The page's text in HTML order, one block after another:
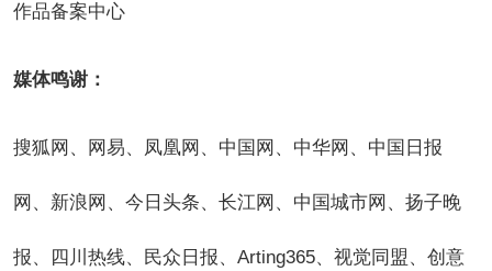
作品备案中心
媒体鸣谢：
搜狐网、网易、凤凰网、中国网、中华网、中国日报
网、新浪网、今日头条、长江网、中国城市网、扬子晚
报、四川热线、民众日报、Arting365、视觉同盟、创意